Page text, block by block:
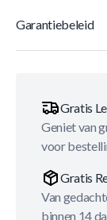
Garantiebeleid
Gratis
Geniet van
voor
Gratis
Van
binnen 14